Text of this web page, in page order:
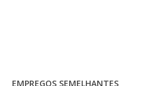
EMPREGOS SEMELHANTES